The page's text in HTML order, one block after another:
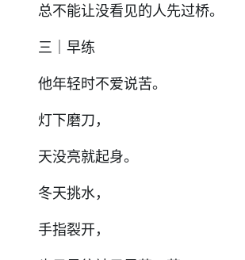
总不能让没看见的人先过桥。
三｜早练
他年轻时不爱说苦。
灯下磨刀，
天没亮就起身。
冬天挑水，
手指裂开，